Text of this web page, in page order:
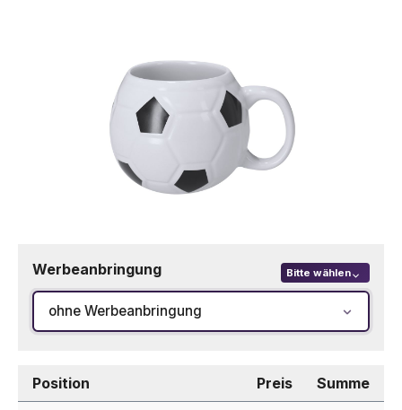
Werbeanbringung Bitte wählen
ohne Werbeanbringung
Position Preis Summe